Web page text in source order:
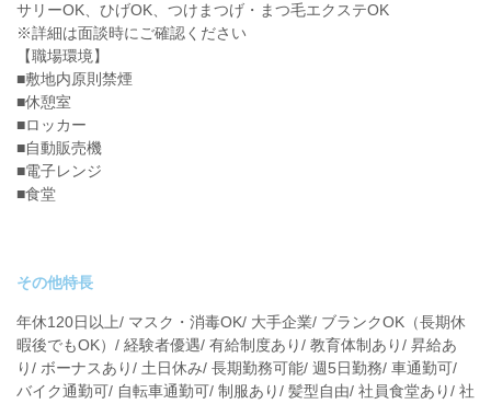
サリーOK、ひげOK、つけまつげ・まつ毛エクステOK
※詳細は面談時にご確認ください
【職場環境】
■敷地内原則禁煙
■休憩室
■ロッカー
■自動販売機
■電子レンジ
■食堂
その他特長
年休120日以上/ マスク・消毒OK/ 大手企業/ ブランクOK（長期休
暇後でもOK）/ 経験者優遇/ 有給制度あり/ 教育体制あり/ 昇給あ
り/ ボーナスあり/ 土日休み/ 長期勤務可能/ 週5日勤務/ 車通勤可/
バイク通勤可/ 自転車通勤可/ 制服あり/ 髪型自由/ 社員食堂あり/ 社